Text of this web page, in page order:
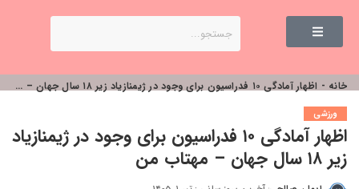
خانه - اظهار آمادگی ۱۰ فدراسیون برای وجود در ژیمنازیاد زیر ۱۸ سال جهان – مهتاب من
ورزشی
اظهار آمادگی ۱۰ فدراسیون برای وجود در ژیمنازیاد
زیر ۱۸ سال جهان – مهتاب من